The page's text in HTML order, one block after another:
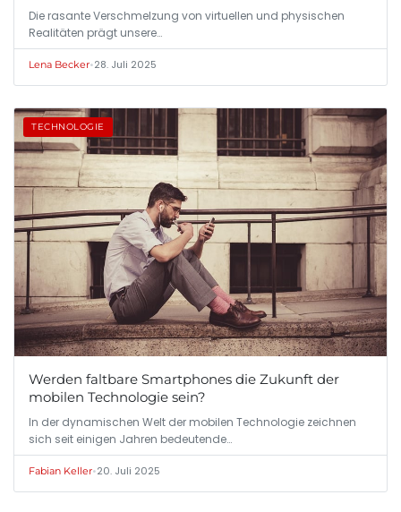
Die rasante Verschmelzung von virtuellen und physischen
Realitäten prägt unsere…
Lena Becker•28. Juli 2025
TECHNOLOGIE
Werden faltbare Smartphones die Zukunft der
mobilen Technologie sein?
In der dynamischen Welt der mobilen Technologie zeichnen
sich seit einigen Jahren bedeutende…
Fabian Keller•20. Juli 2025